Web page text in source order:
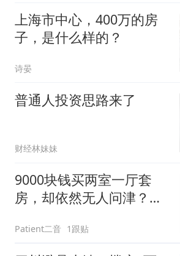
上海市中心，400万的房
子，是什么样的？
诗晏
普通人投资思路来了
财经林妹妹
9000块钱买两室一厅套
房，却依然无人问津？听
Patient二音 1跟贴